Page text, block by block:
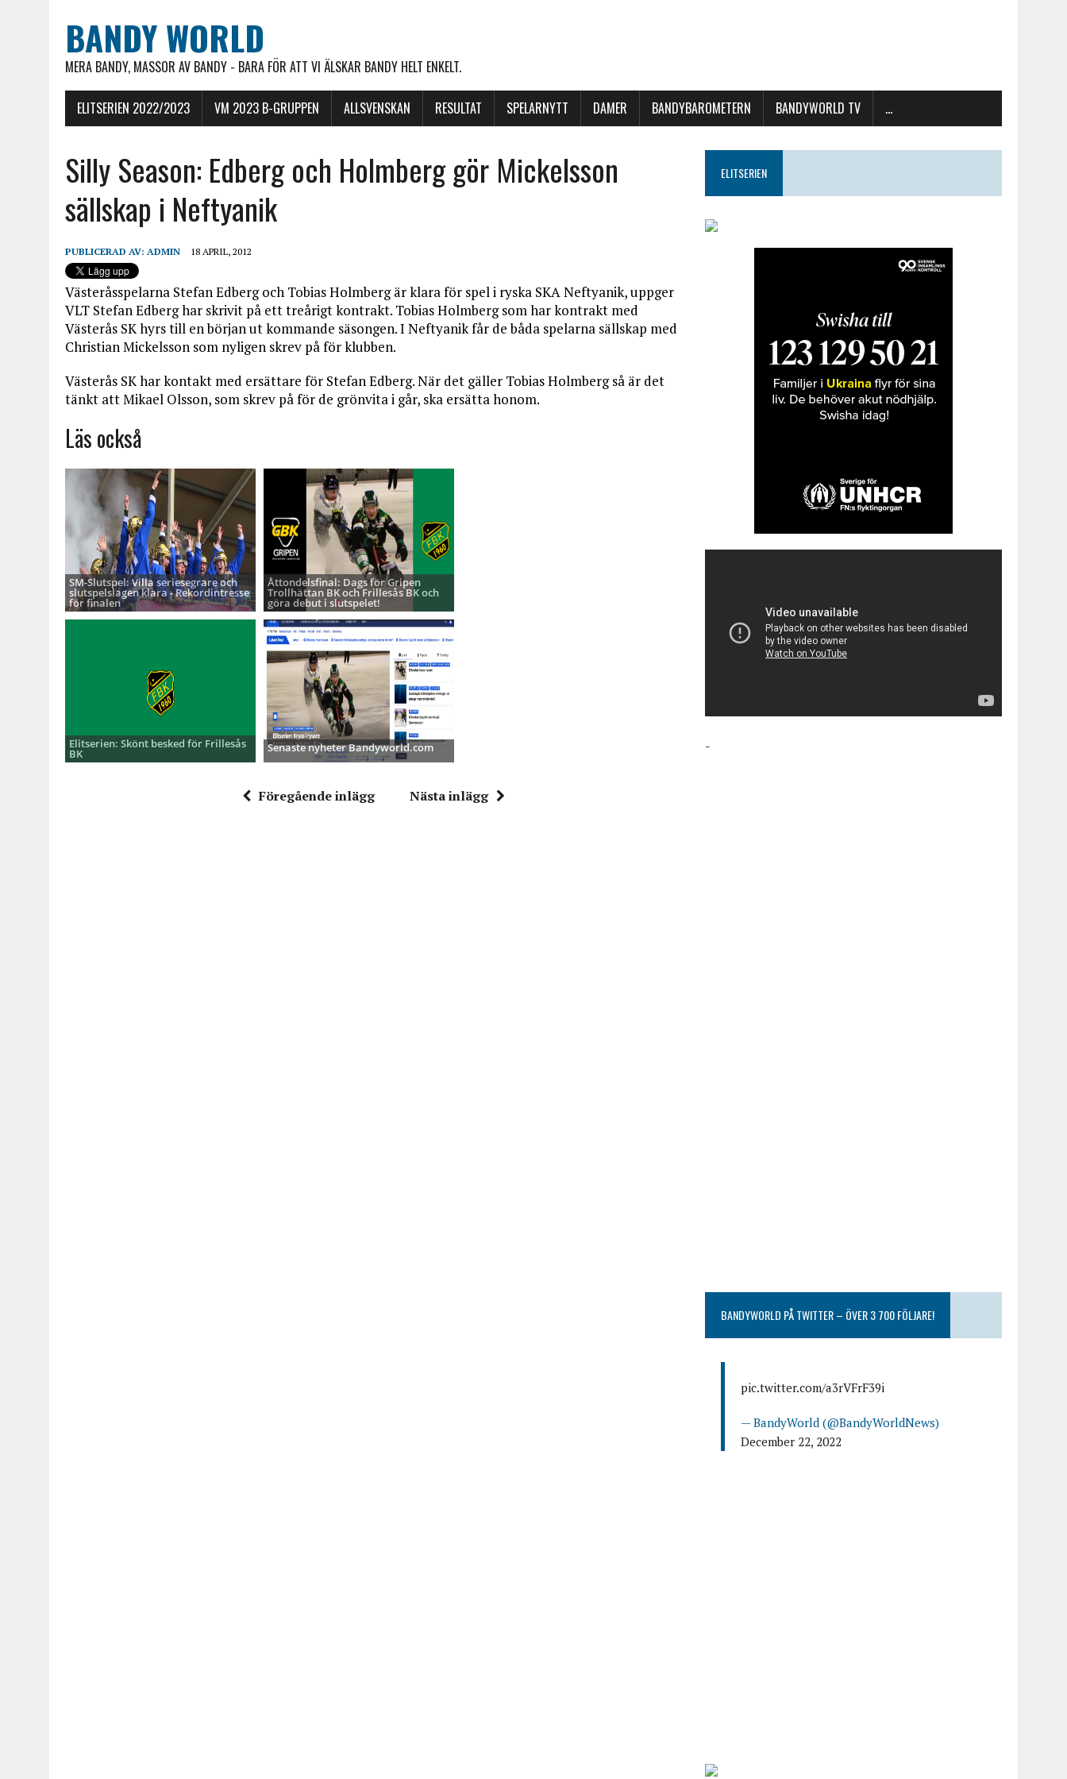
BANDY WORLD
MERA BANDY, MASSOR AV BANDY - BARA FÖR ATT VI ÄLSKAR BANDY HELT ENKELT.
ELITSERIEN 2022/2023 VM 2023 B-GRUPPEN ALLSVENSKAN RESULTAT SPELARNYTT DAMER BANDYBAROMETERN BANDYWORLD TV …
Silly Season: Edberg och Holmberg gör Mickelsson
sällskap i Neftyanik
PUBLICERAD AV: ADMIN 18 APRIL, 2012
Västeråsspelarna Stefan Edberg och Tobias Holmberg är klara för spel i ryska SKA Neftyanik, uppger
VLT Stefan Edberg har skrivit på ett treårigt kontrakt. Tobias Holmberg som har kontrakt med
Västerås SK hyrs till en början ut kommande säsongen. I Neftyanik får de båda spelarna sällskap med
Christian Mickelsson som nyligen skrev på för klubben.
Västerås SK har kontakt med ersättare för Stefan Edberg. När det gäller Tobias Holmberg så är det
tänkt att Mikael Olsson, som skrev på för de grönvita i går, ska ersätta honom.
Läs också
SM-Slutspel: Villa seriesegrare och
slutspelslagen klara - Rekordintresse
för finalen
Åttondelsfinal: Dags för Gripen
Trollhättan BK och Frillesås BK och
göra debut i slutspelet!
Elitserien: Skönt besked för Frillesås
BK Senaste nyheter Bandyworld.com
Föregående inlägg Nästa inlägg
ELITSERIEN
-
BANDYWORLD PÅ TWITTER – ÖVER 3 700 FÖLJARE!
pic.twitter.com/a3rVFrF39i
— BandyWorld (@BandyWorldNews)
December 22, 2022